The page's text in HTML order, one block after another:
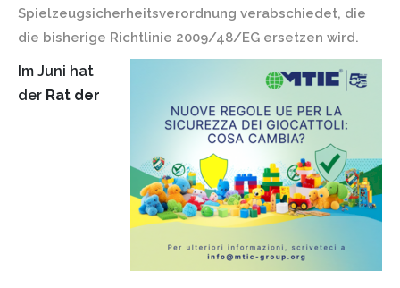
Spielzeugsicherheitsverordnung verabschiedet, die
die bisherige Richtlinie 2009/48/EG ersetzen wird.
Im Juni hat
der Rat der